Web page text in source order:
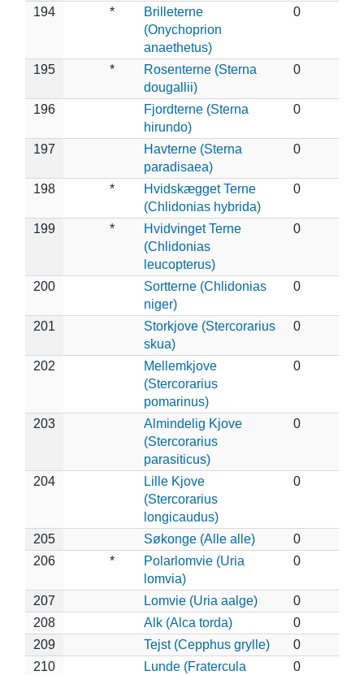
194 *
Brilleterne
(Onychoprion
anaethetus)
0
195 *
Rosenterne (Sterna
dougallii)
0
196
Fjordterne (Sterna
hirundo)
0
197
Havterne (Sterna
paradisaea)
0
198 *
Hvidskægget Terne
(Chlidonias hybrida)
0
199 *
Hvidvinget Terne
(Chlidonias
leucopterus)
0
200
Sortterne (Chlidonias
niger)
0
201
Storkjove (Stercorarius
skua)
0
202
Mellemkjove
(Stercorarius
pomarinus)
0
203
Almindelig Kjove
(Stercorarius
parasiticus)
0
204
Lille Kjove
(Stercorarius
longicaudus)
0
205 Søkonge (Alle alle)
0
206
*
Polarlomvie (Uria
lomvia)
0
207 Lomvie (Uria aalge)
0
208
Alk (Alca torda)
0
209
Tejst (Cepphus grylle)
0
210
Lunde (Fratercula
0